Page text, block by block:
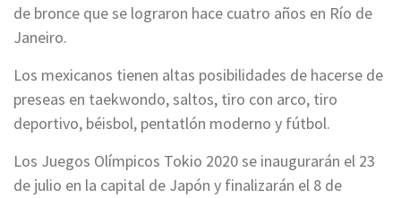
de bronce que se lograron hace cuatro años en Río de
Janeiro.
Los mexicanos tienen altas posibilidades de hacerse de
preseas en taekwondo, saltos, tiro con arco, tiro
deportivo, béisbol, pentatlón moderno y fútbol.
Los Juegos Olímpicos Tokio 2020 se inaugurarán el 23
de julio en la capital de Japón y finalizarán el 8 de